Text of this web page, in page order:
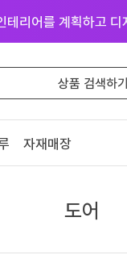
테리어를 계획하고
상품 검색하기
자재매장
도어